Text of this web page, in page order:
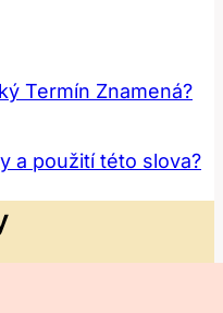
Termín Znamená?
a použití této slova?